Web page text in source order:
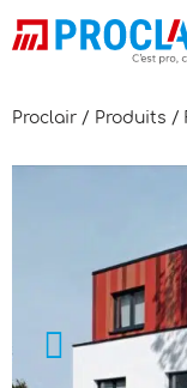
Proclair / Produits /